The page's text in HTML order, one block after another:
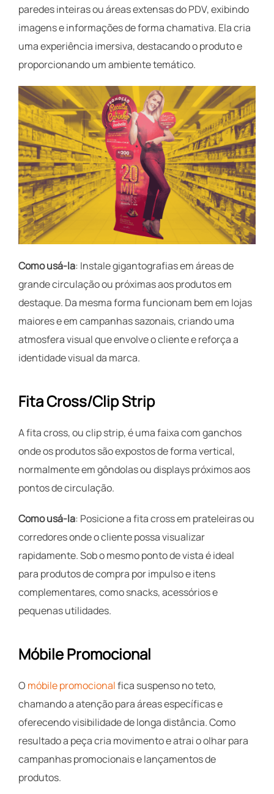
paredes inteiras ou áreas extensas do PDV, exibindo
imagens e informações de forma chamativa. Ela cria
uma experiência imersiva, destacando o produto e
proporcionando um ambiente temático.
Como usá-la: Instale gigantografias em áreas de
grande circulação ou próximas aos produtos em
destaque. Da mesma forma funcionam bem em lojas
maiores e em campanhas sazonais, criando uma
atmosfera visual que envolve o cliente e reforça a
identidade visual da marca.
Fita Cross/Clip Strip
A fita cross, ou clip strip, é uma faixa com ganchos
onde os produtos são expostos de forma vertical,
normalmente em gôndolas ou displays próximos aos
pontos de circulação.
Como usá-la: Posicione a fita cross em prateleiras ou
corredores onde o cliente possa visualizar
rapidamente. Sob o mesmo ponto de vista é ideal
para produtos de compra por impulso e itens
complementares, como snacks, acessórios e
pequenas utilidades.
Móbile Promocional
O móbile promocionalfica suspenso no teto,
chamando a atenção para áreas específicas e
oferecendo visibilidade de longa distância. Como
resultado a peça cria movimento e atrai o olhar para
campanhas promocionais e lançamentos de
produtos.